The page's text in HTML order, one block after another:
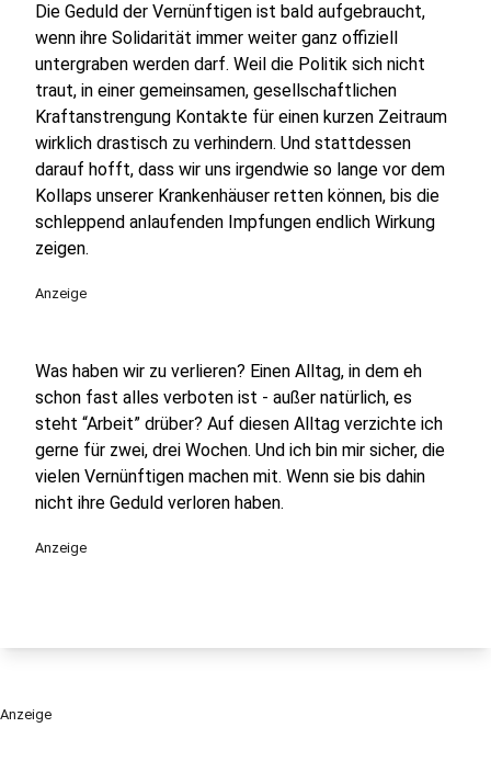
Die Geduld der Vernünftigen ist bald aufgebraucht,
wenn ihre Solidarität immer weiter ganz offiziell
untergraben werden darf. Weil die Politik sich nicht
traut, in einer gemeinsamen, gesellschaftlichen
Kraftanstrengung Kontakte für einen kurzen Zeitraum
wirklich drastisch zu verhindern. Und stattdessen
darauf hofft, dass wir uns irgendwie so lange vor dem
Kollaps unserer Krankenhäuser retten können, bis die
schleppend anlaufenden Impfungen endlich Wirkung
zeigen.
Anzeige
Was haben wir zu verlieren? Einen Alltag, in dem eh
schon fast alles verboten ist - außer natürlich, es
steht “Arbeit” drüber? Auf diesen Alltag verzichte ich
gerne für zwei, drei Wochen. Und ich bin mir sicher, die
vielen Vernünftigen machen mit. Wenn sie bis dahin
nicht ihre Geduld verloren haben.
Anzeige
Anzeige